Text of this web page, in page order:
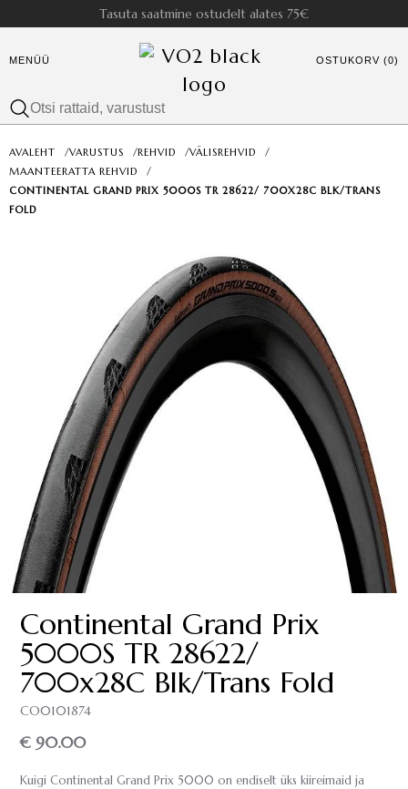
Tasuta saatmine ostudelt alates 75€
MENÜÜ OSTUKORV (0)
AVALEHT /VARUSTUS /REHVID /VÄLISREHVID
/
MAANTEERATTA REHVID
/
CONTINENTAL GRAND PRIX 5000S TR 28­622/ 700X28C BLK/TRANS
FOLD
Continental Grand Prix
5000S TR 28­622/
700x28C Blk/Trans Fold
CO0101874
€ 90.00
Kuigi Continental Grand Prix 5000 on endiselt üks kiireimaid ja